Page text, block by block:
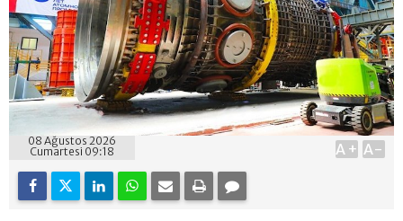
08 Ağustos 2026
Cumartesi 09:18
A+ A-